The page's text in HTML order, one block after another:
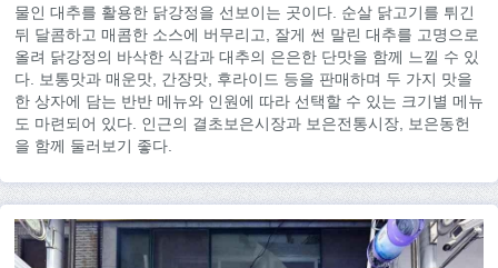
물인 대추를 활용한 닭강정을 선보이는 곳이다. 순살 닭고기를 튀긴
뒤 달콤하고 매콤한 소스에 버무리고, 잘게 썬 말린 대추를 고명으로
올려 닭강정의 바삭한 식감과 대추의 은은한 단맛을 함께 느낄 수 있
다. 보통맛과 매운맛, 간장맛, 후라이드 등을 판매하며 두 가지 맛을
한 상자에 담는 반반 메뉴와 인원에 따라 선택할 수 있는 크기별 메뉴
도 마련되어 있다. 인근의 결초보은시장과 보은전통시장, 보은동헌
을 함께 둘러보기 좋다.